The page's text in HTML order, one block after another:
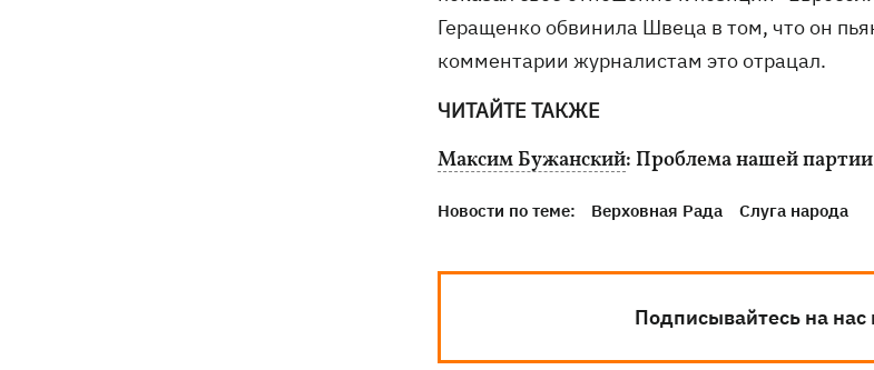
Геращенко обвинила Швеца в том, что он
комментарии журналистам это отрацал.
ЧИТАЙТЕ ТАКЖЕ
Максим Бужанский: Проблема нашей
Новости по теме: Верховная Рада Слуга народа
Подписывайтесь на нас